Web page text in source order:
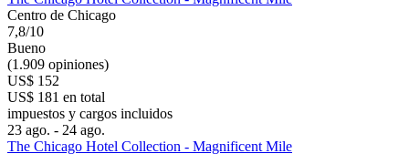
Centro de Chicago
7,8/10
Bueno
(1.909 opiniones)
US$ 152
US$ 181 en total
impuestos y cargos incluidos
23 ago. - 24 ago.
The Chicago Hotel Collection - Magnificent Mile